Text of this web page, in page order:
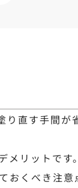
直す手間
リットです。
くべき注